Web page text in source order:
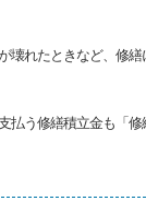
壊れたときなど、修繕
払う修繕積立金も「修